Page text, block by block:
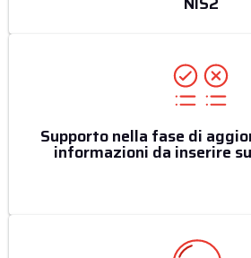
Supporto nella fase di
informazioni da inserire